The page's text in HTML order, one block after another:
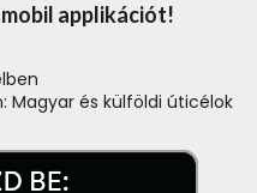
applikációt!
Magyar és külföldi úticélok